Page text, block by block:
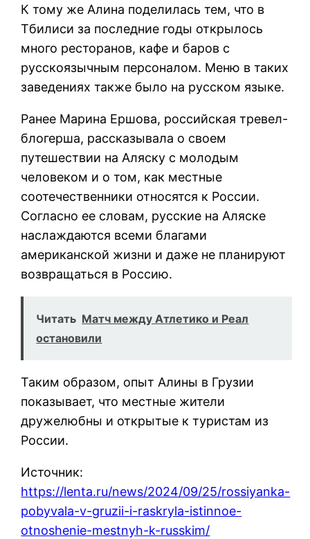
К тому же Алина поделилась тем, что в
Тбилиси за последние годы открылось
много ресторанов, кафе и баров с
русскоязычным персоналом. Меню в таких
заведениях также было на русском языке.
Ранее Марина Ершова, российская тревел-
блогерша, рассказывала о своем
путешествии на Аляску с молодым
человеком и о том, как местные
соотечественники относятся к России.
Согласно ее словам, русские на Аляске
наслаждаются всеми благами
американской жизни и даже не планируют
возвращаться в Россию.
Читать Матч между Атлетико и Реал
остановили
Таким образом, опыт Алины в Грузии
показывает, что местные жители
дружелюбны и открытые к туристам из
России.
Источник:
https://lenta.ru/news/2024/09/25/rossiyanka-
pobyvala-v-gruzii-i-raskryla-istinnoe-
otnoshenie-mestnyh-k-russkim/